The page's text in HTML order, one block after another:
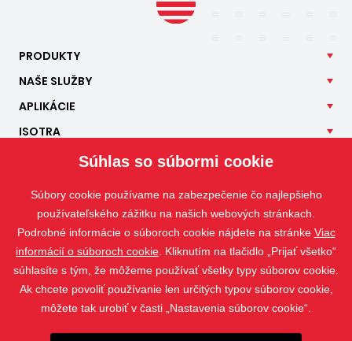
PRODUKTY
NAŠE SLUŽBY
APLIKÁCIE
ISOTRA
Súhlas so súbormi cookie
Súbory cookie používame na zabezpečenie čo najlepšieho
používateľského zážitku na našich webových stránkach.
Podrobné informácie o súboroch cookie nájdete na stránke Viac
informácií o súboroch cookie . Kliknutím na tlačidlo „Prijať všetko“
súhlasíte s tým, že môžeme používať všetky typy súborov cookie.
Ak chcete povoliť používanie len určitých typov súborov cookie,
môžete tak urobiť v časti „Nastavenia súborov cookie“.